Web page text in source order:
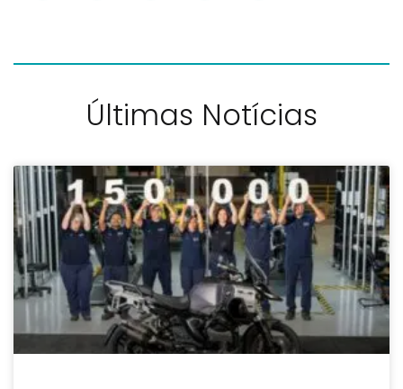
Últimas Notícias